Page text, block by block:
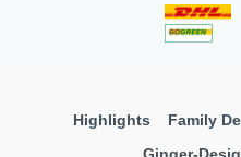
Highlights Family
Ginger-